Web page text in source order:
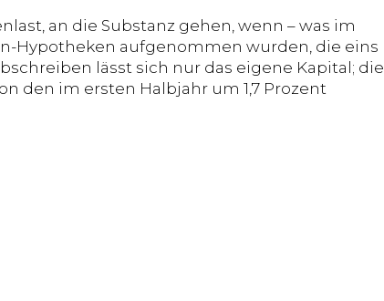
an die Substanz gehen, wenn – was im
Hypotheken aufgenommen wurden, die eins
lässt sich nur das eigene Kapital; die
den im ersten Halbjahr um 1,7 Prozent